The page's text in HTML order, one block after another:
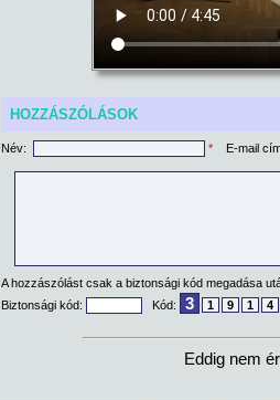
HOZZÁSZÓLÁSOK
Név: * E-mail
A hozzászólást csak a biztonsági kód megadása
Biztonsági kód:
Kód: 3 1 9 1 4
Eddig nem